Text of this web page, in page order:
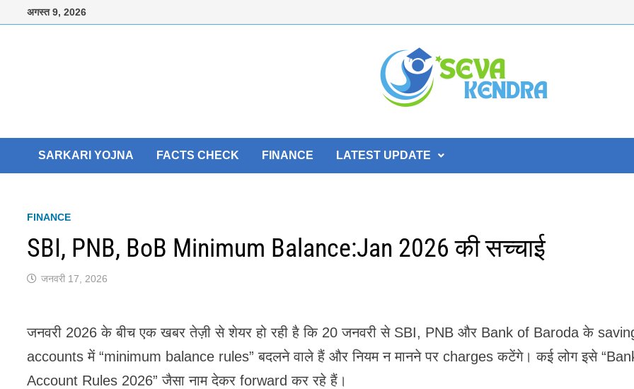
अगस्त 9, 2026
SARKARI YOJNA FACTS CHECK FINANCE LATEST UPDATE
FINANCE
SBI, PNB, BoB Minimum Balance:Jan 2026 की सच्चाई
जनवरी 17, 2026
जनवरी 2026 के बीच एक खबर तेज़ी से शेयर हो रही है कि 20 जनवरी से SBI, PNB और Bank of Baroda के
accounts में “minimum balance rules” बदलने वाले हैं और नियम न मानने पर charges कटेंगे। कई लोग इसे
Account Rules 2026” जैसा नाम देकर forward कर रहे हैं।